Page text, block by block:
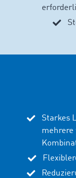
Starkes
mehrere